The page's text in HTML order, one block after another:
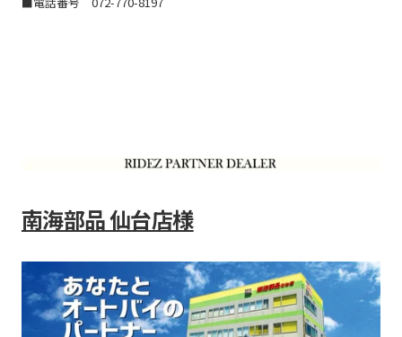
南海部品 仙台店様